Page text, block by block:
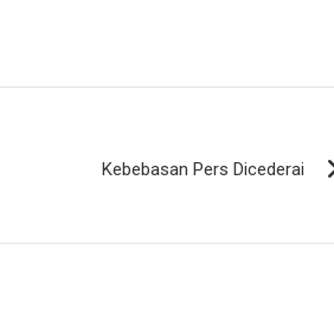
Kebebasan Pers Dicederai